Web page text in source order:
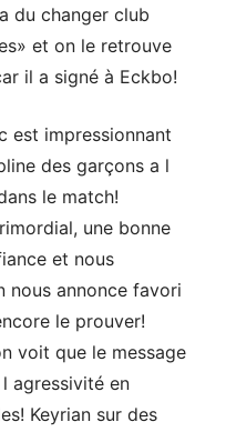
du changer club
et on le retrouve
il a signé à Eckbo!
est impressionnant
des garçons a l
le match!
une bonne
et nous
nous annonce favori
le prouver!
voit que le message
agressivité en
Keyrian sur des